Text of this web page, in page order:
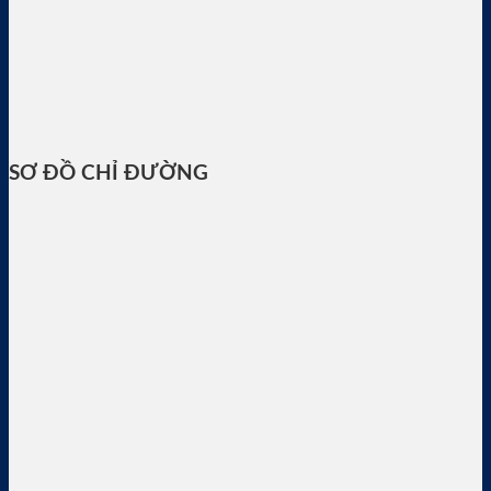
SƠ ĐỒ CHỈ ĐƯỜNG